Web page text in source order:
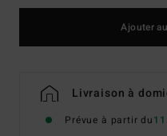
Ajouter
Livraison à
Prévue à partir du